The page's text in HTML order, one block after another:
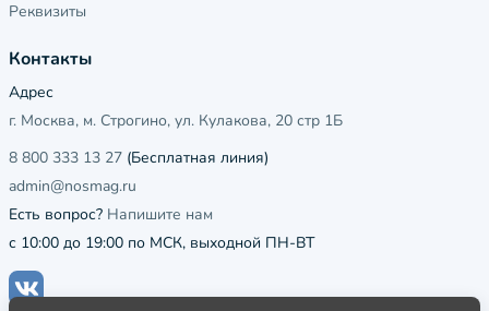
Реквизиты
Контакты
Адрес
г. Москва, м. Строгино, ул. Кулакова, 20 стр 1Б
8 800 333 13 27 (Бесплатная линия)
admin@nosmag.ru
Есть вопрос? Напишите нам
с 10:00 до 19:00 по МСК, выходной ПН-ВТ